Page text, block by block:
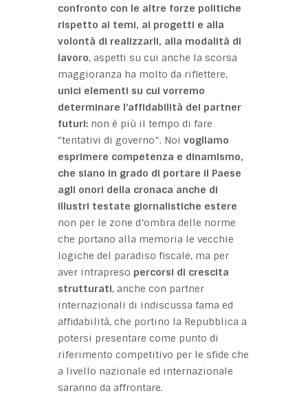
confronto con le altre forze politiche
rispetto ai temi, ai progetti e alla
volontà di realizzarli, alla modalità di
lavoro, aspetti su cui anche la scorsa
maggioranza ha molto da riflettere,
unici elementi su cui vorremo
determinare l’affidabilità dei partner
futuri: non è più il tempo di fare
“tentativi di governo”. Noi vogliamo
esprimere competenza e dinamismo,
che siano in grado di portare il Paese
agli onori della cronaca anche di
illustri testate giornalistiche estere
non per le zone d’ombra delle norme
che portano alla memoria le vecchie
logiche del paradiso fiscale, ma per
aver intrapreso percorsi di crescita
strutturati, anche con partner
internazionali di indiscussa fama ed
affidabilità, che portino la Repubblica a
potersi presentare come punto di
riferimento competitivo per le sfide che
a livello nazionale ed internazionale
saranno da affrontare.